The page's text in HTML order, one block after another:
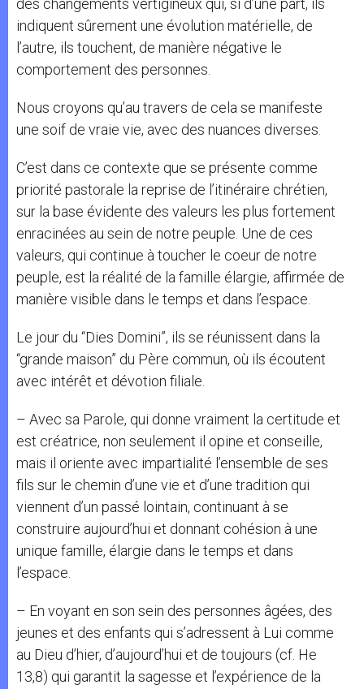
des changements vertigineux qui, si d’une part, ils
indiquent sûrement une évolution matérielle, de
l’autre, ils touchent, de manière négative le
comportement des personnes.
Nous croyons qu’au travers de cela se manifeste
une soif de vraie vie, avec des nuances diverses.
C’est dans ce contexte que se présente comme
priorité pastorale la reprise de l’itinéraire chrétien,
sur la base évidente des valeurs les plus fortement
enracinées au sein de notre peuple. Une de ces
valeurs, qui continue à toucher le coeur de notre
peuple, est la réalité de la famille élargie, affirmée de
manière visible dans le temps et dans l’espace.
Le jour du “Dies Domini”, ils se réunissent dans la
“grande maison” du Père commun, où ils écoutent
avec intérêt et dévotion filiale.
– Avec sa Parole, qui donne vraiment la certitude et
est créatrice, non seulement il opine et conseille,
mais il oriente avec impartialité l’ensemble de ses
fils sur le chemin d’une vie et d’une tradition qui
viennent d’un passé lointain, continuant à se
construire aujourd’hui et donnant cohésion à une
unique famille, élargie dans le temps et dans
l’espace.
– En voyant en son sein des personnes âgées, des
jeunes et des enfants qui s’adressent à Lui comme
au Dieu d’hier, d’aujourd’hui et de toujours (cf. He
13,8) qui garantit la sagesse et l’expérience de la